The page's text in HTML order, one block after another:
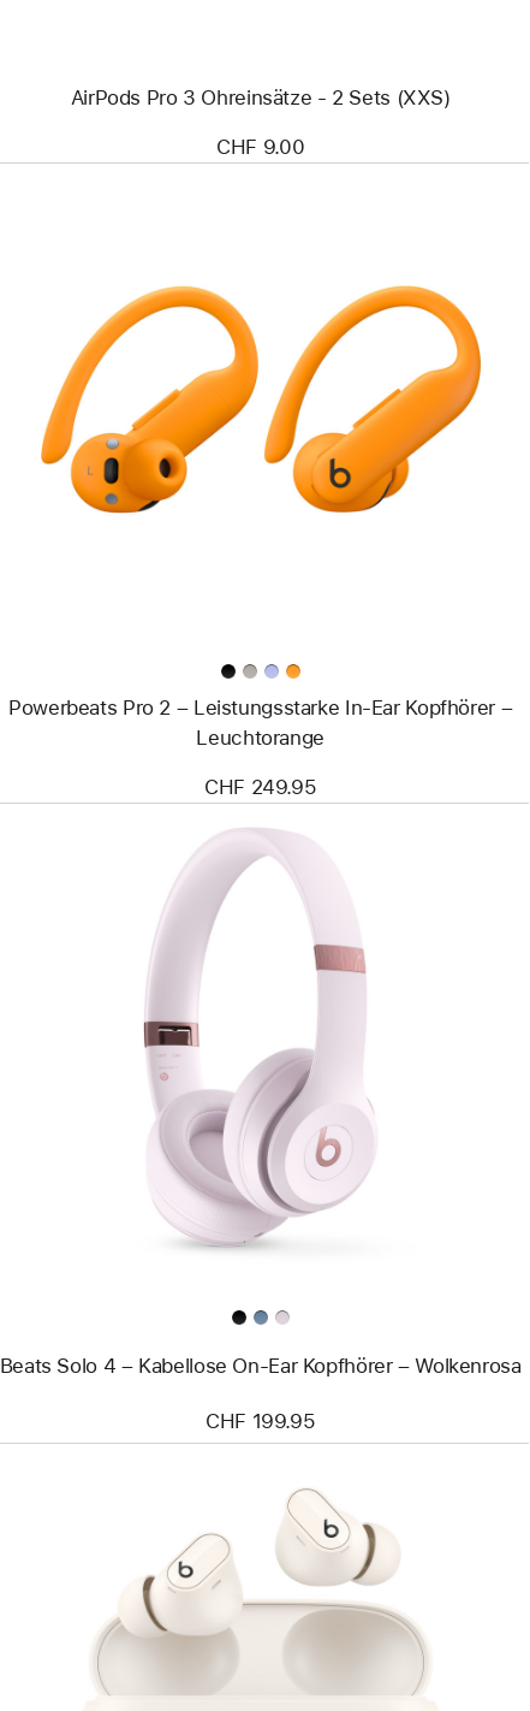
AirPods Pro 3 Ohreinsätze - 2 Sets (XXS)
CHF 9.00
Zurück
Bild
-
Powerbeats
Pro 2
Leistungsstarke
Powerbeats Pro 2 – Leistungsstarke In-Ear Kopfhörer –
Leuchtorange
CHF 249.95
Beats
Solo
Kabellose
On‑Ear
Kopfhörer
Wolkenrosa
Beats Solo 4 – Kabellose On‑Ear Kopfhörer – Wolkenrosa
CHF 199.95